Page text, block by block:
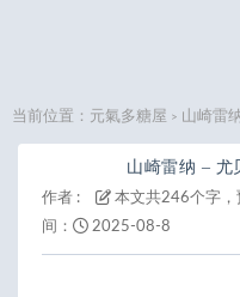
当前位置： 元氣多糖屋 > 山崎雷
山崎雷纳 – 尤
作者 : 本文共246个字
间：
2025-08-8